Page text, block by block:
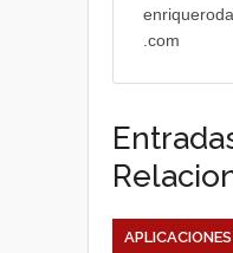
.com
APLICACIONES